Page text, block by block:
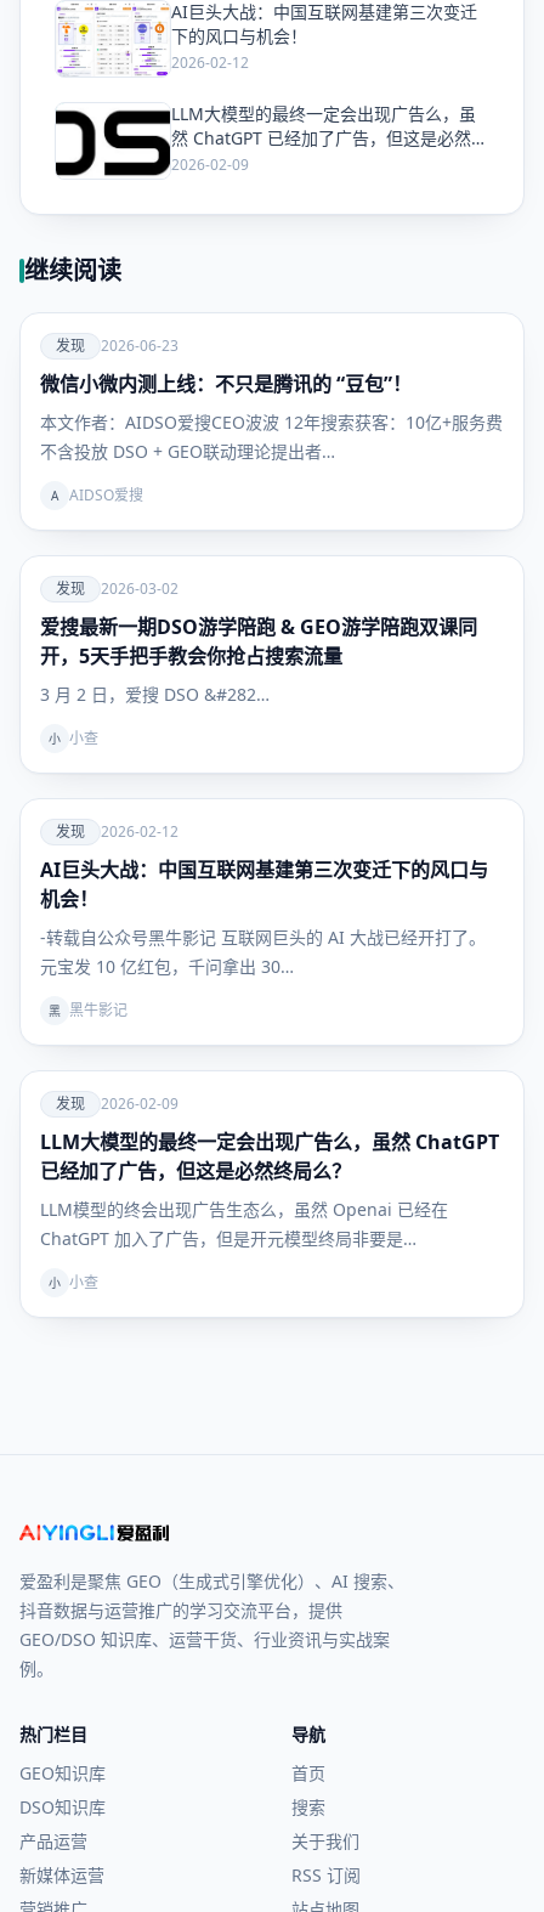
爱
AI巨头大战：中国互联网基建第三次变迁
下的风口与机会！
2026-02-12
爱
LLM大模型的最终一定会出现广告么，虽
然 ChatGPT 已经加了广告，但这是必然终
局么？
2026-02-09
继续阅读
爱
发现
发现 2026-06-23
微信小微内测上线：不只是腾讯的 “豆包”！
本文作者：AIDSO爱搜CEO波波 12年搜索获客：10亿+服务费
不含投放 DSO + GEO联动理论提出者…
A AIDSO爱搜
爱
发现
发现 2026-03-02
爱搜最新一期DSO游学陪跑 & GEO游学陪跑双课同
开，5天手把手教会你抢占搜索流量
3 月 2 日，爱搜 DSO &#282…
小 小查
爱
发现
发现 2026-02-12
AI巨头大战：中国互联网基建第三次变迁下的风口与
机会！
-转载自公众号黑牛影记 互联网巨头的 AI 大战已经开打了。
元宝发 10 亿红包，千问拿出 30…
黑 黑牛影记
爱
发现
发现 2026-02-09
LLM大模型的最终一定会出现广告么，虽然 ChatGPT
已经加了广告，但这是必然终局么？
LLM模型的终会出现广告生态么，虽然 Openai 已经在
ChatGPT 加入了广告，但是开元模型终局非要是…
小 小查
爱盈利是聚焦 GEO（生成式引擎优化）、AI 搜索、
抖音数据与运营推广的学习交流平台，提供
GEO/DSO 知识库、运营干货、行业资讯与实战案
例。
热门栏目
GEO知识库
DSO知识库
产品运营
新媒体运营
导航
首页
搜索
关于我们
RSS 订阅